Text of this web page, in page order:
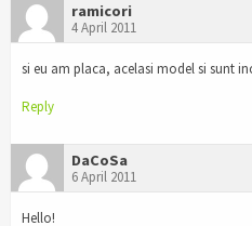
ramicori
4 April 2011
si eu am placa, acelasi model si sunt
Reply
DaCoSa
6 April 2011
Hello!